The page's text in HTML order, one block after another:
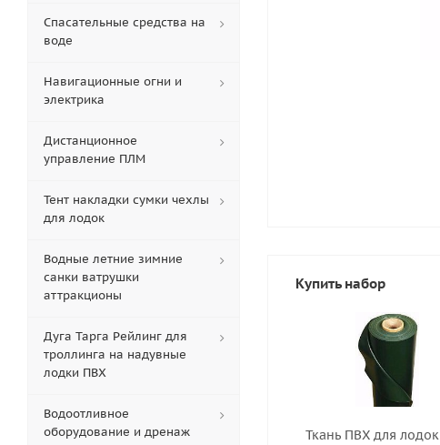
Купить набор
Ткань ПВХ для лодок
Спасательные средства на
воде
Навигационные огни и
электрика
Дистанционное
управление ПЛМ
Тент накладки сумки чехлы
для лодок
Водные летние зимние
санки ватрушки
аттракционы
Дуга Тарга Рейлинг для
троллинга на надувные
лодки ПВХ
Водоотливное
оборудование и дренаж